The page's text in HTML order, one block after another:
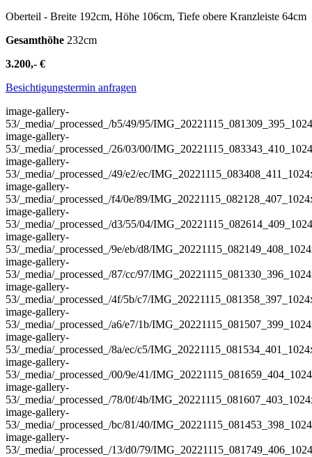
Oberteil - Breite 192cm, Höhe 106cm, Tiefe obere Kranzleiste 64cm
Gesamthöhe 232cm
3.200,- €
Besichtigungstermin anfragen
image-gallery-
53/_media/_processed_/b5/49/95/
image-gallery-
53/_media/_processed_/26/03/00/
image-gallery-
53/_media/_processed_/49/e2/ec/
image-gallery-
53/_media/_processed_/f4/0e/89/
image-gallery-
53/_media/_processed_/d3/55/04/
image-gallery-
53/_media/_processed_/9e/eb/d8/
image-gallery-
53/_media/_processed_/87/cc/97/
image-gallery-
53/_media/_processed_/4f/5b/c7/
image-gallery-
53/_media/_processed_/a6/e7/1b/
image-gallery-
53/_media/_processed_/8a/ec/c5/
image-gallery-
53/_media/_processed_/00/9e/41/
image-gallery-
53/_media/_processed_/78/0f/4b/
image-gallery-
53/_media/_processed_/bc/81/40/
image-gallery-
53/_media/_processed_/13/d0/79/